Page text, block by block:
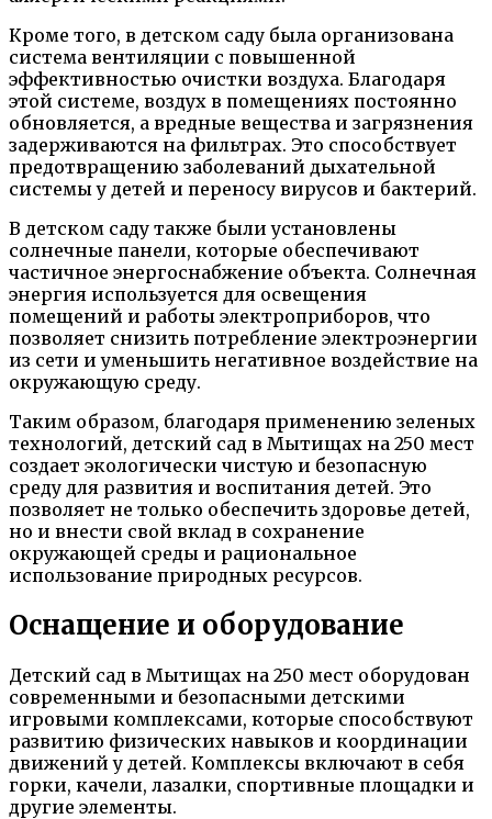
Кроме того, в детском саду была организована
система вентиляции с повышенной
эффективностью очистки воздуха. Благодаря
этой системе, воздух в помещениях постоянно
обновляется, а вредные вещества и загрязнения
задерживаются на фильтрах. Это способствует
предотвращению заболеваний дыхательной
системы у детей и переносу вирусов и бактерий.
В детском саду также были установлены
солнечные панели, которые обеспечивают
частичное энергоснабжение объекта. Солнечная
энергия используется для освещения
помещений и работы электроприборов, что
позволяет снизить потребление электроэнергии
из сети и уменьшить негативное воздействие на
окружающую среду.
Таким образом, благодаря применению зеленых
технологий, детский сад в Мытищах на 250 мест
создает экологически чистую и безопасную
среду для развития и воспитания детей. Это
позволяет не только обеспечить здоровье детей,
но и внести свой вклад в сохранение
окружающей среды и рациональное
использование природных ресурсов.
Оснащение и оборудование
Детский сад в Мытищах на 250 мест оборудован
современными и безопасными детскими
игровыми комплексами, которые способствуют
развитию физических навыков и координации
движений у детей. Комплексы включают в себя
горки, качели, лазалки, спортивные площадки и
другие элементы.